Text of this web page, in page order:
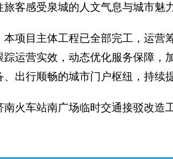
旅客感受泉城的人文气息与城市魅
目主体工程已全部完工，运营
踪运营实效，动态优化服务保障，
、出行顺畅的城市门户枢纽，持续
南火车站南广场临时交通接驳改造